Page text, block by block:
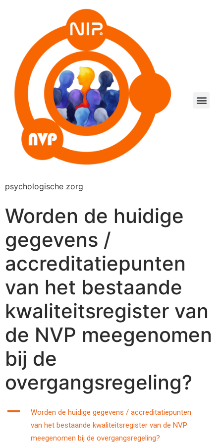
psychologische zorg
Worden de huidige
gegevens /
accreditatiepunten
van het bestaande
kwaliteitsregister van
de NVP meegenomen
bij de
overgangsregeling?
A
Worden de huidige gegevens / accreditatiepunten
van het bestaande kwaliteitsregister van de NVP
meegenomen bij de overgangsregeling?